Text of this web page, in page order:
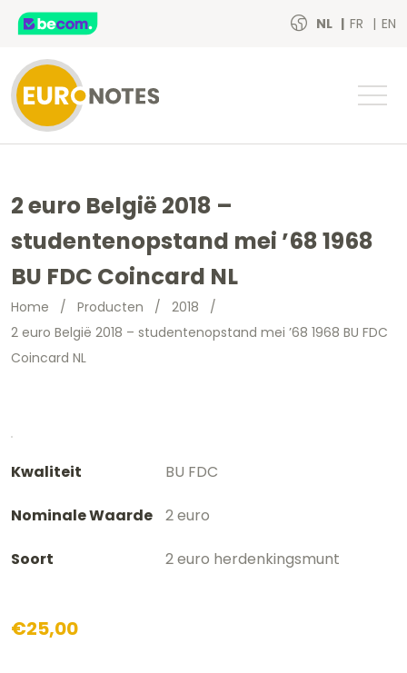
NL FR EN
2 euro België 2018 –
studentenopstand mei ’68 1968
BU FDC Coincard NL
Home / Producten / 2018 /
2 euro België 2018 – studentenopstand mei ’68 1968 BU FDC
Coincard NL
Kwaliteit BU FDC
Nominale Waarde 2 euro
Soort 2 euro herdenkingsmunt
€25,00